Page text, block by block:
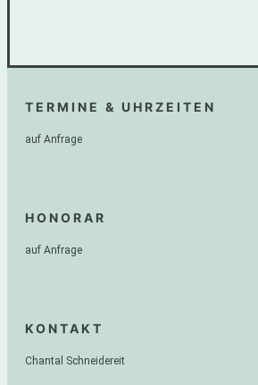
TERMINE & UHRZEITEN
auf Anfrage
HONORAR
auf Anfrage
KONTAKT
Chantal Schneidereit